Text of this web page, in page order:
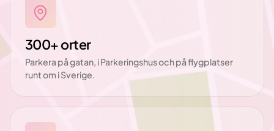
300+ orter
Parkera på gatan, i Parkeringshus och på flygplatser
runt om i Sverige.